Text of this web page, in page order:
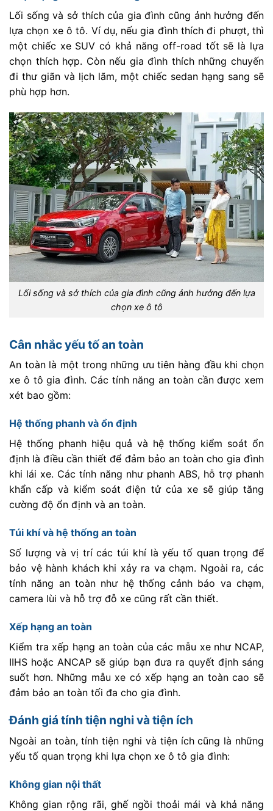
Lối sống và sở thích của gia đình cũng ảnh hưởng đến
lựa chọn xe ô tô. Ví dụ, nếu gia đình thích đi phượt, thì
một chiếc xe SUV có khả năng off-road tốt sẽ là lựa
chọn thích hợp. Còn nếu gia đình thích những chuyến
đi thư giãn và lịch lãm, một chiếc sedan hạng sang sẽ
phù hợp hơn.
Lối sống và sở thích của gia đình cũng ảnh hưởng đến lựa
chọn xe ô tô
Cân nhắc yếu tố an toàn
An toàn là một trong những ưu tiên hàng đầu khi chọn
xe ô tô gia đình. Các tính năng an toàn cần được xem
xét bao gồm:
Hệ thống phanh và ổn định
Hệ thống phanh hiệu quả và hệ thống kiểm soát ổn
định là điều cần thiết để đảm bảo an toàn cho gia đình
khi lái xe. Các tính năng như phanh ABS, hỗ trợ phanh
khẩn cấp và kiểm soát điện tử của xe sẽ giúp tăng
cường độ ổn định và an toàn.
Túi khí và hệ thống an toàn
Số lượng và vị trí các túi khí là yếu tố quan trọng để
bảo vệ hành khách khi xảy ra va chạm. Ngoài ra, các
tính năng an toàn như hệ thống cảnh báo va chạm,
camera lùi và hỗ trợ đỗ xe cũng rất cần thiết.
Xếp hạng an toàn
Kiểm tra xếp hạng an toàn của các mẫu xe như NCAP,
IIHS hoặc ANCAP sẽ giúp bạn đưa ra quyết định sáng
suốt hơn. Những mẫu xe có xếp hạng an toàn cao sẽ
đảm bảo an toàn tối đa cho gia đình.
Đánh giá tính tiện nghi và tiện ích
Ngoài an toàn, tính tiện nghi và tiện ích cũng là những
yếu tố quan trọng khi lựa chọn xe ô tô gia đình:
Không gian nội thất
Không gian rộng rãi, ghế ngồi thoải mái và khả năng